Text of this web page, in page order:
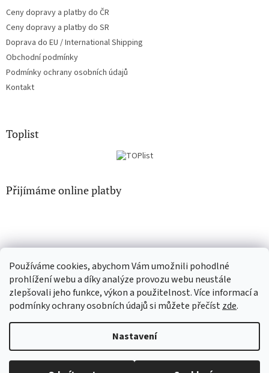
Používáme cookies, abychom Vám umožnili pohodlné
prohlížení webu a díky analýze provozu webu neustále
zlepšovali jeho funkce, výkon a použitelnost. Více informací a
podmínky ochrany osobních údajů si můžete přečístzde.
Nastavení
Ceny dopravy a platby do ČR
Ceny dopravy a platby do SR
Doprava do EU / International Shipping
Obchodní podmínky
Podmínky ochrany osobních údajů
Kontakt
Toplist
Přijímáme online platby
CD-hudba.cz EN-filmy.cz
Vytvořil Shoptet
Copyright 2026CD-Soundtrack.cz. Všechna práva vyhrazena.